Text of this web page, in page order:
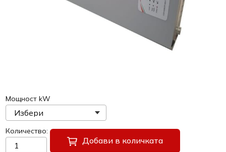
Мощност kW
Количество
Добави в количката